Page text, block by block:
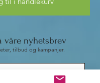
våre nyhetsbrev
tilbud og kampanjer.